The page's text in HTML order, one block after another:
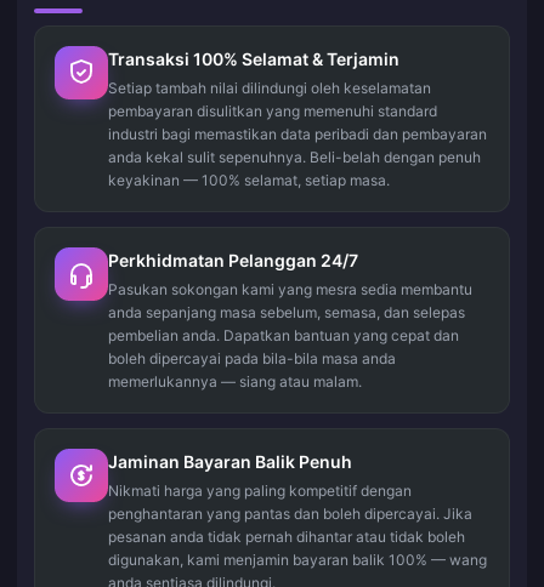
Transaksi 100% Selamat & Terjamin
Setiap tambah nilai dilindungi oleh keselamatan
pembayaran disulitkan yang memenuhi standard
industri bagi memastikan data peribadi dan pembayaran
anda kekal sulit sepenuhnya. Beli-belah dengan penuh
keyakinan — 100% selamat, setiap masa.
Perkhidmatan Pelanggan 24/7
Pasukan sokongan kami yang mesra sedia membantu
anda sepanjang masa sebelum, semasa, dan selepas
pembelian anda. Dapatkan bantuan yang cepat dan
boleh dipercayai pada bila-bila masa anda
memerlukannya — siang atau malam.
Jaminan Bayaran Balik Penuh
Nikmati harga yang paling kompetitif dengan
penghantaran yang pantas dan boleh dipercayai. Jika
pesanan anda tidak pernah dihantar atau tidak boleh
digunakan, kami menjamin bayaran balik 100% — wang
anda sentiasa dilindungi.